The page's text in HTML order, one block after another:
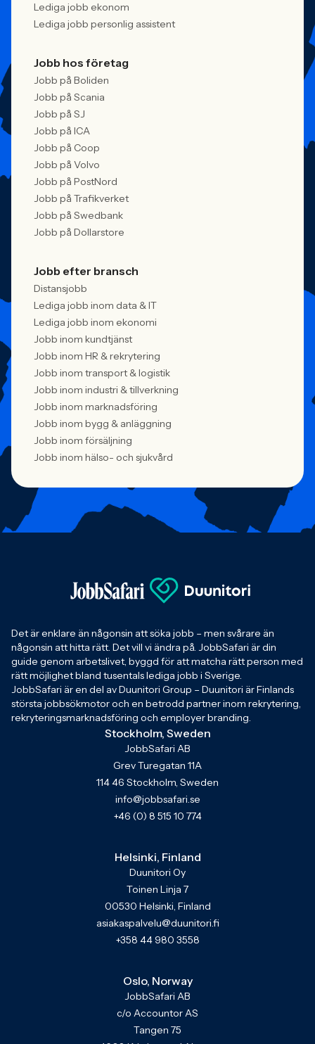
Lediga jobb ekonom
Lediga jobb personlig assistent
Jobb hos företag
Jobb på Boliden
Jobb på Scania
Jobb på SJ
Jobb på ICA
Jobb på Coop
Jobb på Volvo
Jobb på PostNord
Jobb på Trafikverket
Jobb på Swedbank
Jobb på Dollarstore
Jobb efter bransch
Distansjobb
Lediga jobb inom data & IT
Lediga jobb inom ekonomi
Jobb inom kundtjänst
Jobb inom HR & rekrytering
Jobb inom transport & logistik
Jobb inom industri & tillverkning
Jobb inom marknadsföring
Jobb inom bygg & anläggning
Jobb inom försäljning
Jobb inom hälso- och sjukvård
Det är enklare än någonsin att söka jobb – men svårare än
någonsin att hitta rätt. Det vill vi ändra på. JobbSafari är din
guide genom arbetslivet, byggd för att matcha rätt person med
rätt möjlighet bland tusentals lediga jobb i Sverige.
JobbSafari är en del av Duunitori Group – Duunitori är Finlands
största jobbsökmotor och en betrodd partner inom rekrytering,
rekryteringsmarknadsföring och employer branding.
Stockholm, Sweden
JobbSafari AB
Grev Turegatan 11A
114 46 Stockholm, Sweden
info@jobbsafari.se
+46 (0) 8 515 10 774
Helsinki, Finland
Duunitori Oy
Toinen Linja 7
00530 Helsinki, Finland
asiakaspalvelu@duunitori.fi
+358 44 980 3558
Oslo, Norway
JobbSafari AB
c/o Accountor AS
Tangen 75